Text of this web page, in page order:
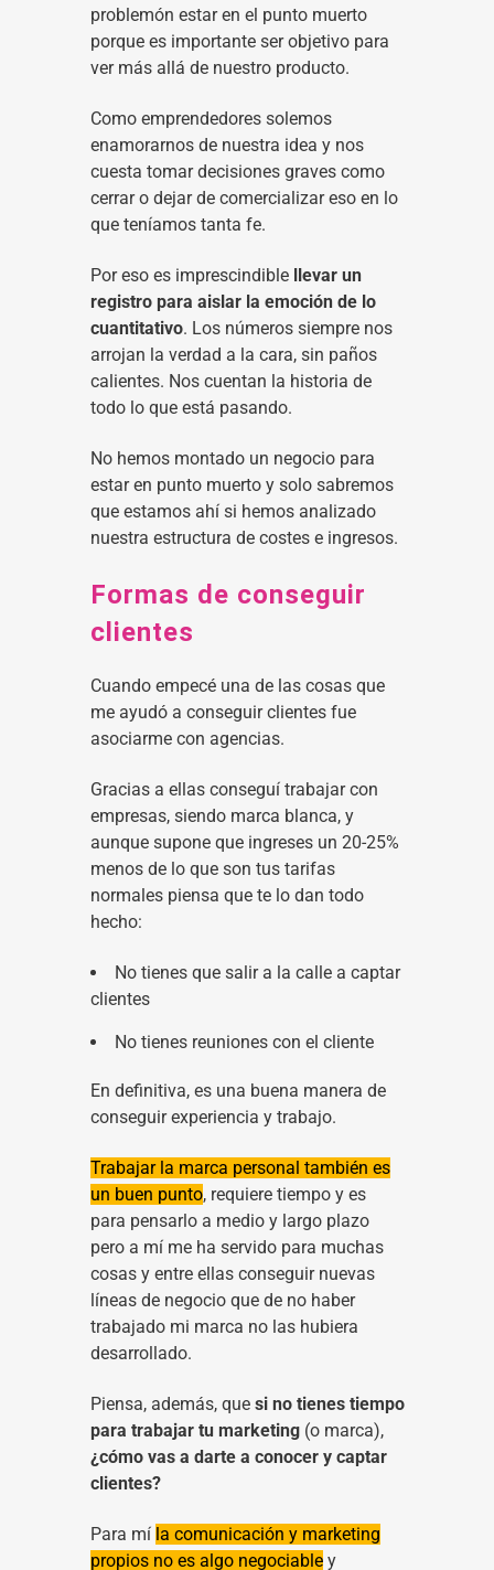
problemón estar en el punto muerto
porque es importante ser objetivo para
ver más allá de nuestro producto.
Como emprendedores solemos
enamorarnos de nuestra idea y nos
cuesta tomar decisiones graves como
cerrar o dejar de comercializar eso en lo
que teníamos tanta fe.
Por eso es imprescindible llevar un
registro para aislar la emoción de lo
cuantitativo. Los números siempre nos
arrojan la verdad a la cara, sin paños
calientes. Nos cuentan la historia de
todo lo que está pasando.
No hemos montado un negocio para
estar en punto muerto y solo sabremos
que estamos ahí si hemos analizado
nuestra estructura de costes e ingresos.
Formas de conseguir
clientes
Cuando empecé una de las cosas que
me ayudó a conseguir clientes fue
asociarme con agencias.
Gracias a ellas conseguí trabajar con
empresas, siendo marca blanca, y
aunque supone que ingreses un 20-25%
menos de lo que son tus tarifas
normales piensa que te lo dan todo
hecho:
No tienes que salir a la calle a captar
clientes
No tienes reuniones con el cliente
En definitiva, es una buena manera de
conseguir experiencia y trabajo.
Trabajar la marca personal también es
un buen punto, requiere tiempo y es
para pensarlo a medio y largo plazo
pero a mí me ha servido para muchas
cosas y entre ellas conseguir nuevas
líneas de negocio que de no haber
trabajado mi marca no las hubiera
desarrollado.
Piensa, además, que si no tienes tiempo
para trabajar tu marketing (o marca),
¿cómo vas a darte a conocer y captar
clientes?
Para mí la comunicación y marketing
propios no es algo negociabley